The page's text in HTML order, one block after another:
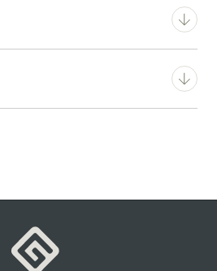
72 cm